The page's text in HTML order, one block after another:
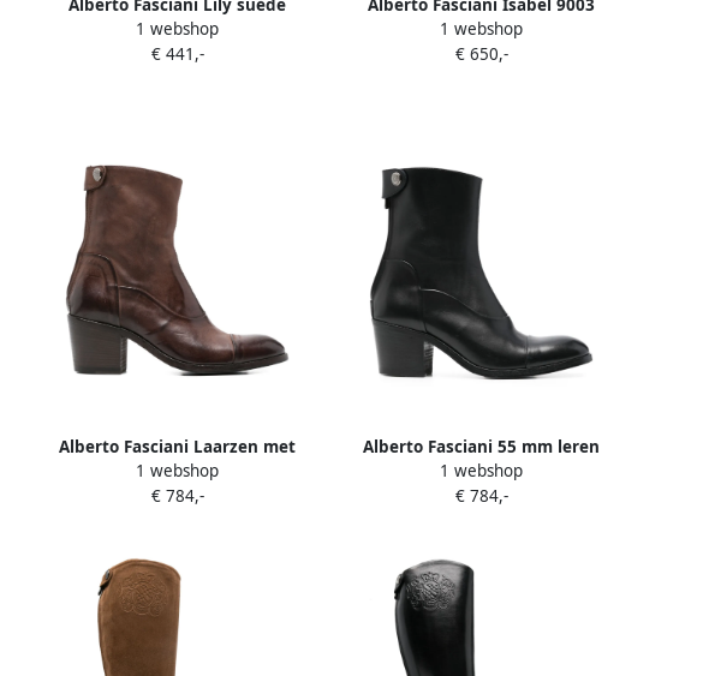
Alberto Fasciani Lily suède
loafers Beige
1 webshop
€ 441,-
Alberto Fasciani Isabel 9003
bikerlaarzen met gespband
Zwart
1 webshop
€ 650,-
Alberto Fasciani Laarzen met
blokhak en rits Bruin
1 webshop
€ 784,-
Alberto Fasciani 55 mm leren
laarzen met blokhak Zwart
1 webshop
€ 784,-